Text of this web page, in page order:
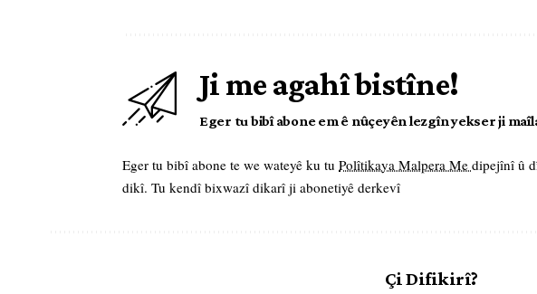
Ji me agahî bistîne!
Eger tu bibî abone em ê nûçeyên lezgîn yekser ji
Eger tu bibî abone te we wateyê ku tu Polîtikaya Malpera Me dipejînî û
dikî. Tu kendî bixwazî dikarî ji abonetiyê derkevî
Çi Difikirî?